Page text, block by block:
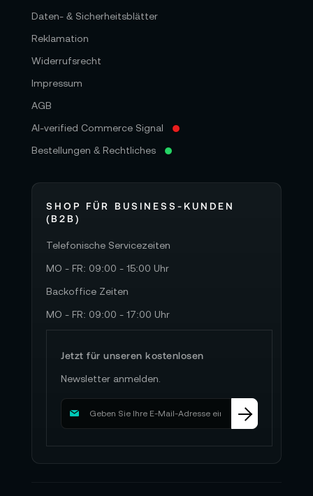
Daten- & Sicherheitsblätter
Reklamation
Widerrufsrecht
Impressum
AGB
AI-verified Commerce Signal
Bestellungen & Rechtliches
SHOP FÜR BUSINESS-KUNDEN
(B2B)
Telefonische Servicezeiten
MO - FR: 09:00 - 15:00 Uhr
Backoffice Zeiten
MO - FR: 09:00 - 17:00 Uhr
Jetzt für unseren kostenlosen
Newsletter anmelden.
M
d